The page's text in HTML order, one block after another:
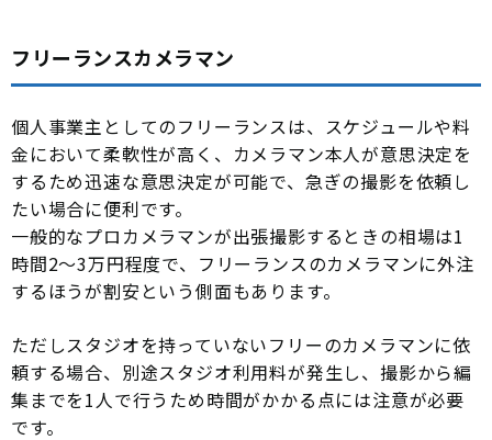
フリーランスカメラマン
個人事業主としてのフリーランスは、スケジュールや料
金において柔軟性が高く、カメラマン本人が意思決定を
するため迅速な意思決定が可能で、急ぎの撮影を依頼し
たい場合に便利です。
一般的なプロカメラマンが出張撮影するときの相場は1
時間2〜3万円程度で、フリーランスのカメラマンに外注
するほうが割安という側面もあります。
ただしスタジオを持っていないフリーのカメラマンに依
頼する場合、別途スタジオ利用料が発生し、撮影から編
集までを1人で行うため時間がかかる点には注意が必要
です。